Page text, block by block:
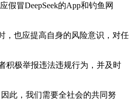
冒DeepSeek的App和钓鱼网
也应提高自身的风险意识，对任
极举报违法违规行为，并及时
此，我们需要全社会的共同努